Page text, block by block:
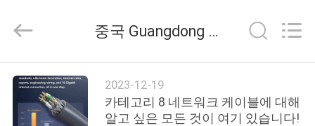
집
2026
Guangdong
Rights
Reserved.
중국 Guangdong Jingchang Cable Industry Co., Ltd. 회사 뉴스
2023-12-19
카테고리 8 네트워크 케이블에 대해
알고 싶은 모든 것이 여기 있습니다!